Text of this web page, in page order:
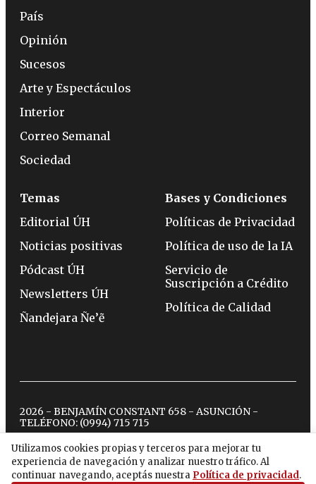
Utilizamos cookies propias y terceros para mejorar tu
experiencia de navegación y analizar nuestro tráfico. Al
continuar navegando, aceptás nuestra Política de privacidad.
País
Opinión
Sucesos
Arte y Espectáculos
Interior
Correo Semanal
Sociedad
Temas
Editorial ÚH
Noticias positivas
Pódcast ÚH
Newsletters ÚH
Ñandejara Ñe’ẽ
Bases y Condiciones
Políticas de Privacidad
Política de uso de la IA
Servicio de
Suscripción a Crédito
Política de Calidad
2026 - BENJAMÍN CONSTANT 658 - ASUNCIÓN -
TELÉFONO: (0994) 715 715
twitterinstagram
facebook
tiktokyoutubespotify